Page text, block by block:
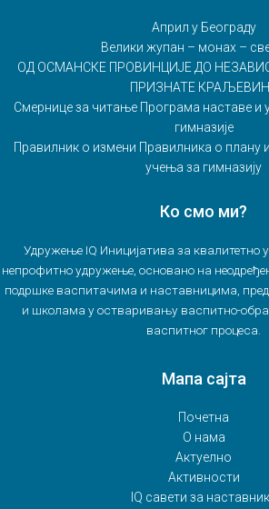
Април у Београду
Велики жупан – монах –
ОД ОСМАНСКЕ ПРОВИНЦИЈЕ ДО
ПРИЗНАТЕ
Смернице за читање Програма наставе и
гимназије
Правилник о измени Правилника о плану
учења за гимназију
Ко смо ми?
Удружење IQ Иницијатива за квалитетно
непрофитно удружење, основано на
подршке васпитачима и наставницима,
и школама у остваривању васпитно-
васпитног процеса.
Мапа сајта
Почетна
О нама
Актуелно
Активности
IQ савети за